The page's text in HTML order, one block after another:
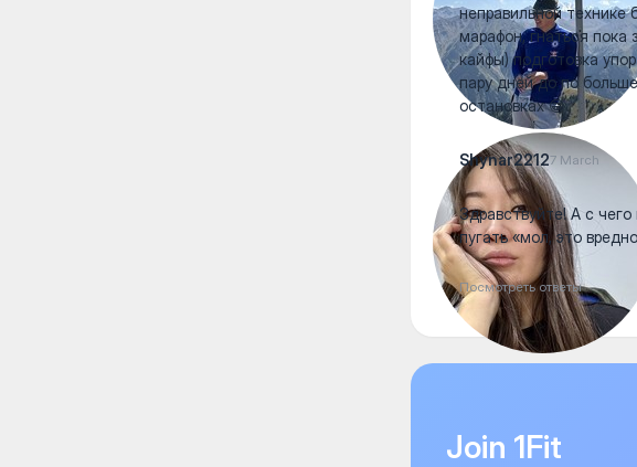
неправильной технике
марафон, гнаться пока
кайфы) подготовка
пару дней до по
остановках 😁
Shynar22127 March
Здравствуйте! А с
пугать «мол, это
Посмотреть ответы
Join 1Fit